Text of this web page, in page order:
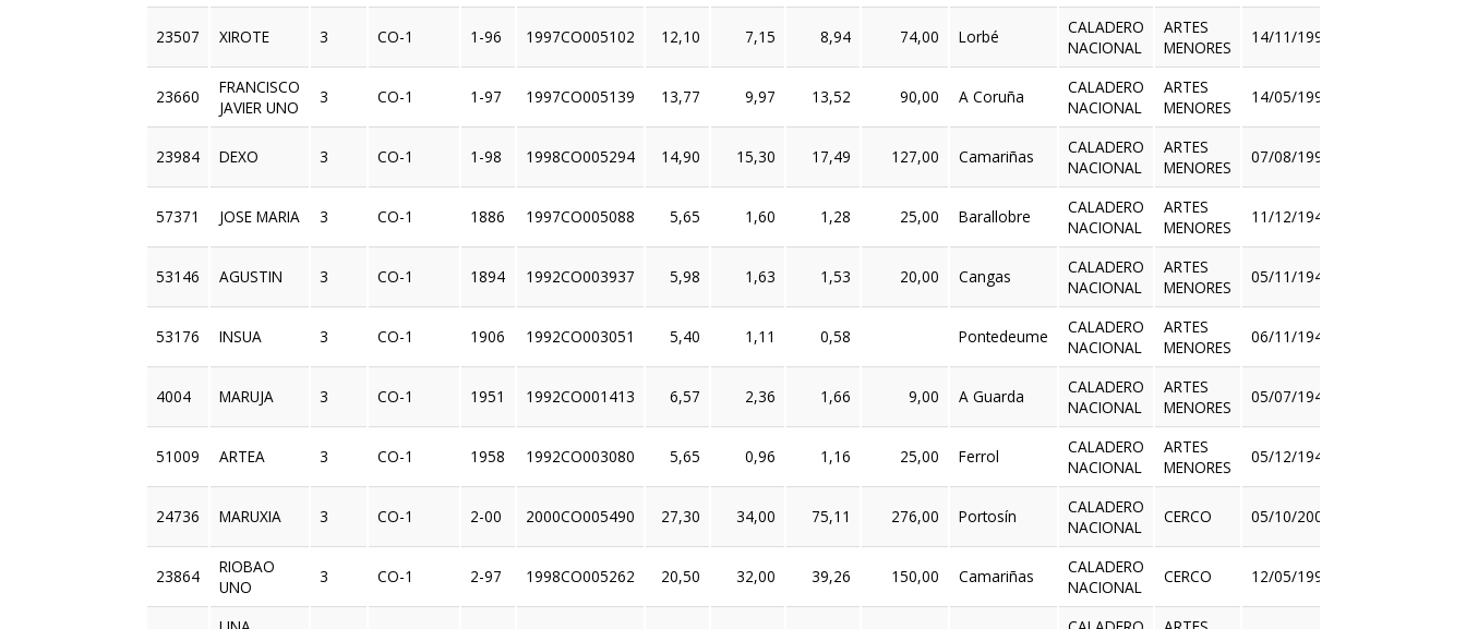
23507 XIROTE 3 CO-1 1-96 1997CO005102 12,10 7,15 8,94 74,00 Lorbé
CALADERO
NACIONAL
ARTES
MENORES
14/11/1996
23660
FRANCISCO
JAVIER UNO
3 CO-1 1-97 1997CO005139 13,77 9,97 13,52 90,00 A Coruña
CALADERO
NACIONAL
ARTES
MENORES
14/05/1997
23984 DEXO 3 CO-1 1-98 1998CO005294 14,90 15,30 17,49 127,00 Camariñas
CALADERO
NACIONAL
ARTES
MENORES
07/08/1998
57371 JOSE MARIA 3 CO-1 1886 1997CO005088 5,65 1,60 1,28 25,00 Barallobre
CALADERO
NACIONAL
ARTES
MENORES
11/12/1941
53146 AGUSTIN 3 CO-1 1894 1992CO003937 5,98 1,63 1,53 20,00 Cangas
CALADERO
NACIONAL
ARTES
MENORES
05/11/1942
53176 INSUA 3 CO-1 1906 1992CO003051 5,40 1,11 0,58 Pontedeume
CALADERO
NACIONAL
ARTES
MENORES
06/11/1942
4004 MARUJA 3 CO-1 1951 1992CO001413 6,57 2,36 1,66 9,00 A Guarda
CALADERO
NACIONAL
ARTES
MENORES
05/07/1944
51009 ARTEA 3 CO-1 1958 1992CO003080 5,65 0,96 1,16 25,00 Ferrol
CALADERO
NACIONAL
ARTES
MENORES
05/12/1944
24736 MARUXIA 3 CO-1 2-00 2000CO005490 27,30 34,00 75,11 276,00 Portosín
CALADERO
NACIONAL
CERCO 05/10/2000
23864
RIOBAO
UNO
3 CO-1 2-97 1998CO005262 20,50 32,00 39,26 150,00 Camariñas
CALADERO
NACIONAL
CERCO 12/05/1998